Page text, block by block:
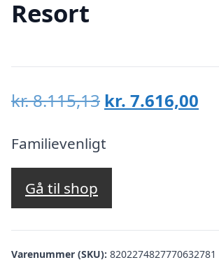
Resort
kr.8.115,13 Den
pris
var:
kr. 7.616,00
Familievenligt
Gå til shop
Varenummer (SKU): 8202274827770632781